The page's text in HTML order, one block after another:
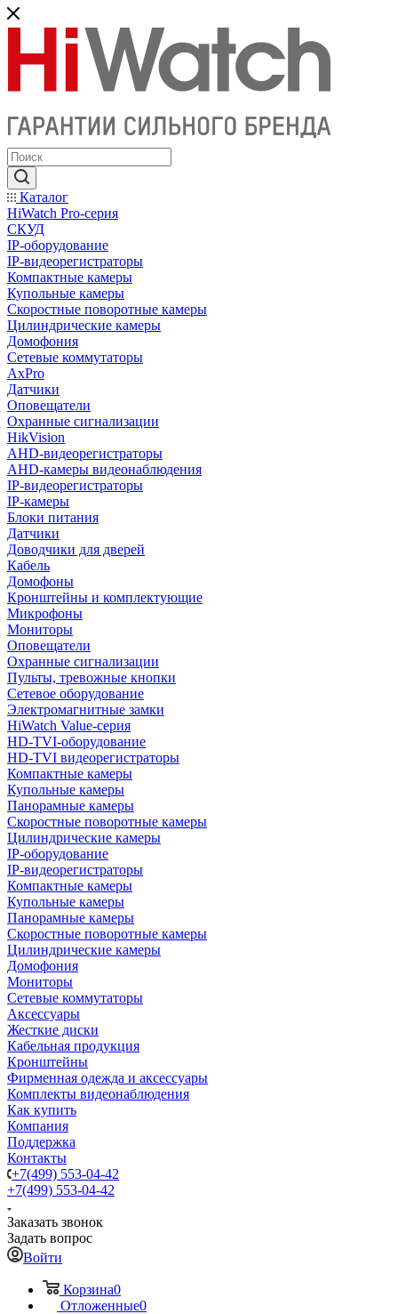
Каталог
HiWatch Pro-серия
CКУД
IP-оборудование
IP-видеорегистраторы
Компактные камеры
Купольные камеры
Скоростные поворотные камеры
Цилиндрические камеры
Домофония
Сетевые коммутаторы
AxPro
Датчики
Оповещатели
Охранные сигнализации
HikVision
AHD-видеорегистраторы
AHD-камеры видеонаблюдения
IP-видеорегистраторы
IP-камеры
Блоки питания
Датчики
Доводчики для дверей
Кабель
Домофоны
Кронштейны и комплектующие
Микрофоны
Мониторы
Оповещатели
Охранные сигнализации
Пульты, тревожные кнопки
Сетевое оборудование
Электромагнитные замки
HiWatch Value-серия
HD-TVI-оборудование
HD-TVI видеорегистраторы
Компактные камеры
Купольные камеры
Панорамные камеры
Скоростные поворотные камеры
Цилиндрические камеры
IP-оборудование
IP-видеорегистраторы
Компактные камеры
Купольные камеры
Панорамные камеры
Скоростные поворотные камеры
Цилиндрические камеры
Домофония
Мониторы
Сетевые коммутаторы
Аксессуары
Жесткие диски
Кабельная продукция
Кронштейны
Фирменная одежда и аксессуары
Комплекты видеонаблюдения
Как купить
Компания
Поддержка
Контакты
+7(499) 553-04-42
+7(499) 553-04-42
Заказать звонок
Задать вопрос
Войти
Корзина0
Отложенные0